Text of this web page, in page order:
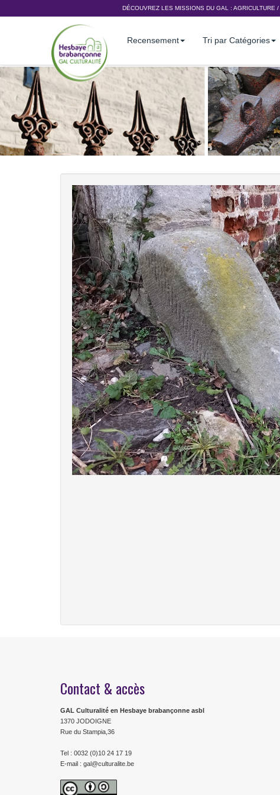
DÉCOUVREZ LES MISSIONS DU GAL : AGRICULTURE /
Recensement Tri par Catégories
Contact & accès
GAL Culturalité en Hesbaye brabançonne asbl
1370 JODOIGNE
Rue du Stampia,36
Tel : 0032 (0)10 24 17 19
E-mail : gal@culturalite.be